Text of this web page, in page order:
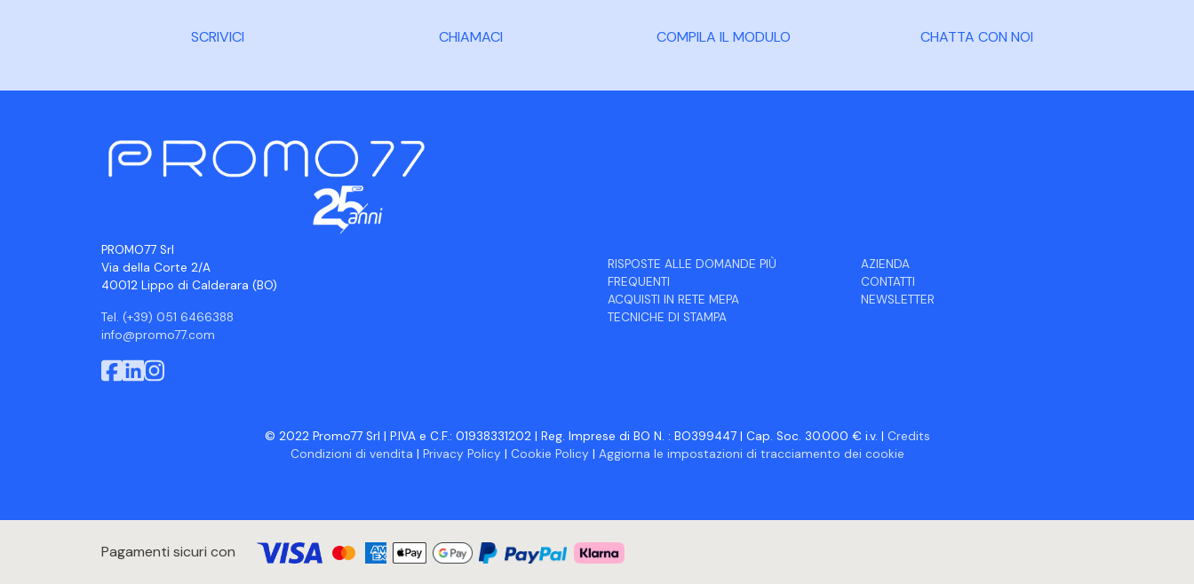
SCRIVICI CHIAMACI COMPILA IL MODULO CHATTA CON NOI
PROMO77 Srl
Via della Corte 2/A
40012 Lippo di Calderara (BO)
Tel. (+39) 051 6466388
info@promo77.com
RISPOSTE ALLE DOMANDE PIÙ
FREQUENTI
ACQUISTI IN RETE MEPA
TECNICHE DI STAMPA
AZIENDA
CONTATTI
NEWSLETTER
© 2022 Promo77 Srl | P.IVA e C.F.: 01938331202 | Reg. Imprese di BO N. : BO399447 | Cap. Soc. 30.000 € i.v. | Credits
Condizioni di vendita | Privacy Policy | Cookie Policy | Aggiorna le impostazioni di tracciamento dei cookie
Pagamenti sicuri con